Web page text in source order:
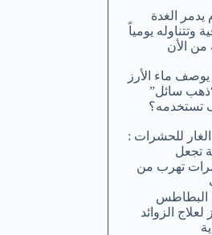
يدمر الغدة
وتتناوله يومياً
من الأن
يوصف ماء الأرز
“ذهب سائل”
تستخدمه؟
للحشرات :
تجعل
تهرب من
البطاطس
لعلاج الزوائد